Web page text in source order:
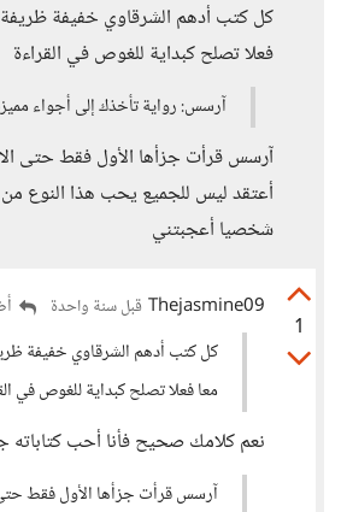
كل كتب أدهم الشرقاوي خفيفة
فعلا تصلح كبداية للغوص في القراءة
آرسس: رواية تأخذك إلى أجواء
آرسس قرأت جزأها الأول فقط حتى
أعتقد ليس للجميع يحب هذا النوع من
شخصيا أعجبتني
1
Thejasmine09 قبل سنة واحدة
كل كتب أدهم الشرقاوي خفيفة
معا فعلا تصلح كبداية للغوص في
نعم كلامك صحيح فأنا أحب كتاباته
آرسس قرأت جزأها الأول فقط